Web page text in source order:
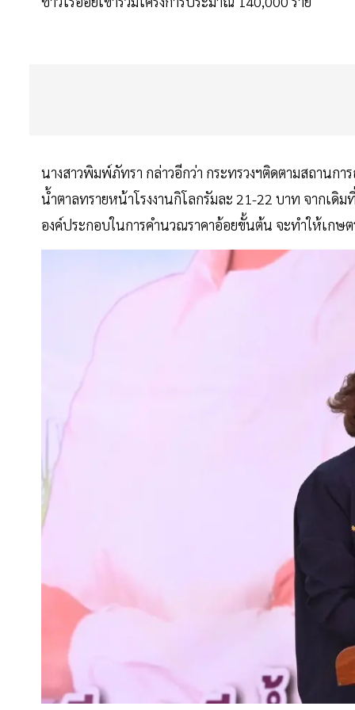
นางสาวพิมพ์ภัทรา กล่าวอีกว่า กระทรวงฯติดตามสถานก
น้ำตาลทรายหน้าโรงงานกิโลกรัมละ 21-22 บาท จากเดิ
องค์ประกอบในการคำนวณราคาอ้อยขั้นต้น จะทำให้เกษ